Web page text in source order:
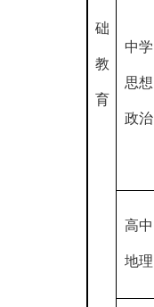
础
教
育
中学
思想
政治
高中
地理